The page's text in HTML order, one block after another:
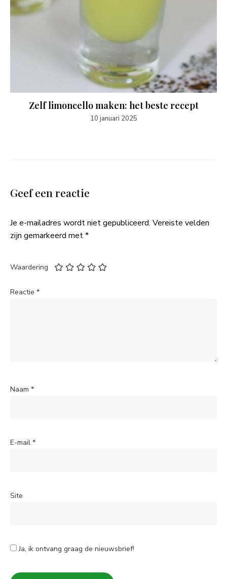
Zelf limoncello maken: het beste recept
10 januari 2025
Geef een reactie
Je e-mailadres wordt niet gepubliceerd. Vereiste velden
zijn gemarkeerd met*
Waardering
Reactie *
Naam *
E-mail *
Site
Ja, ik ontvang graag de nieuwsbrief!